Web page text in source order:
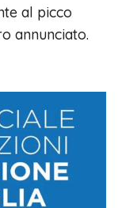
al picco
annunciato.